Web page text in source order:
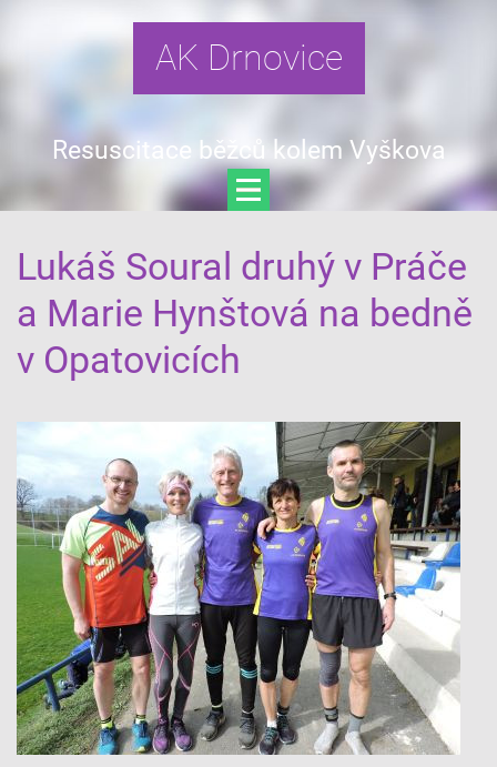
AK Drnovice
Resuscitace běžců kolem Vyškova
Lukáš Soural druhý v Práče
a Marie Hynštová na bedně
v Opatovicích